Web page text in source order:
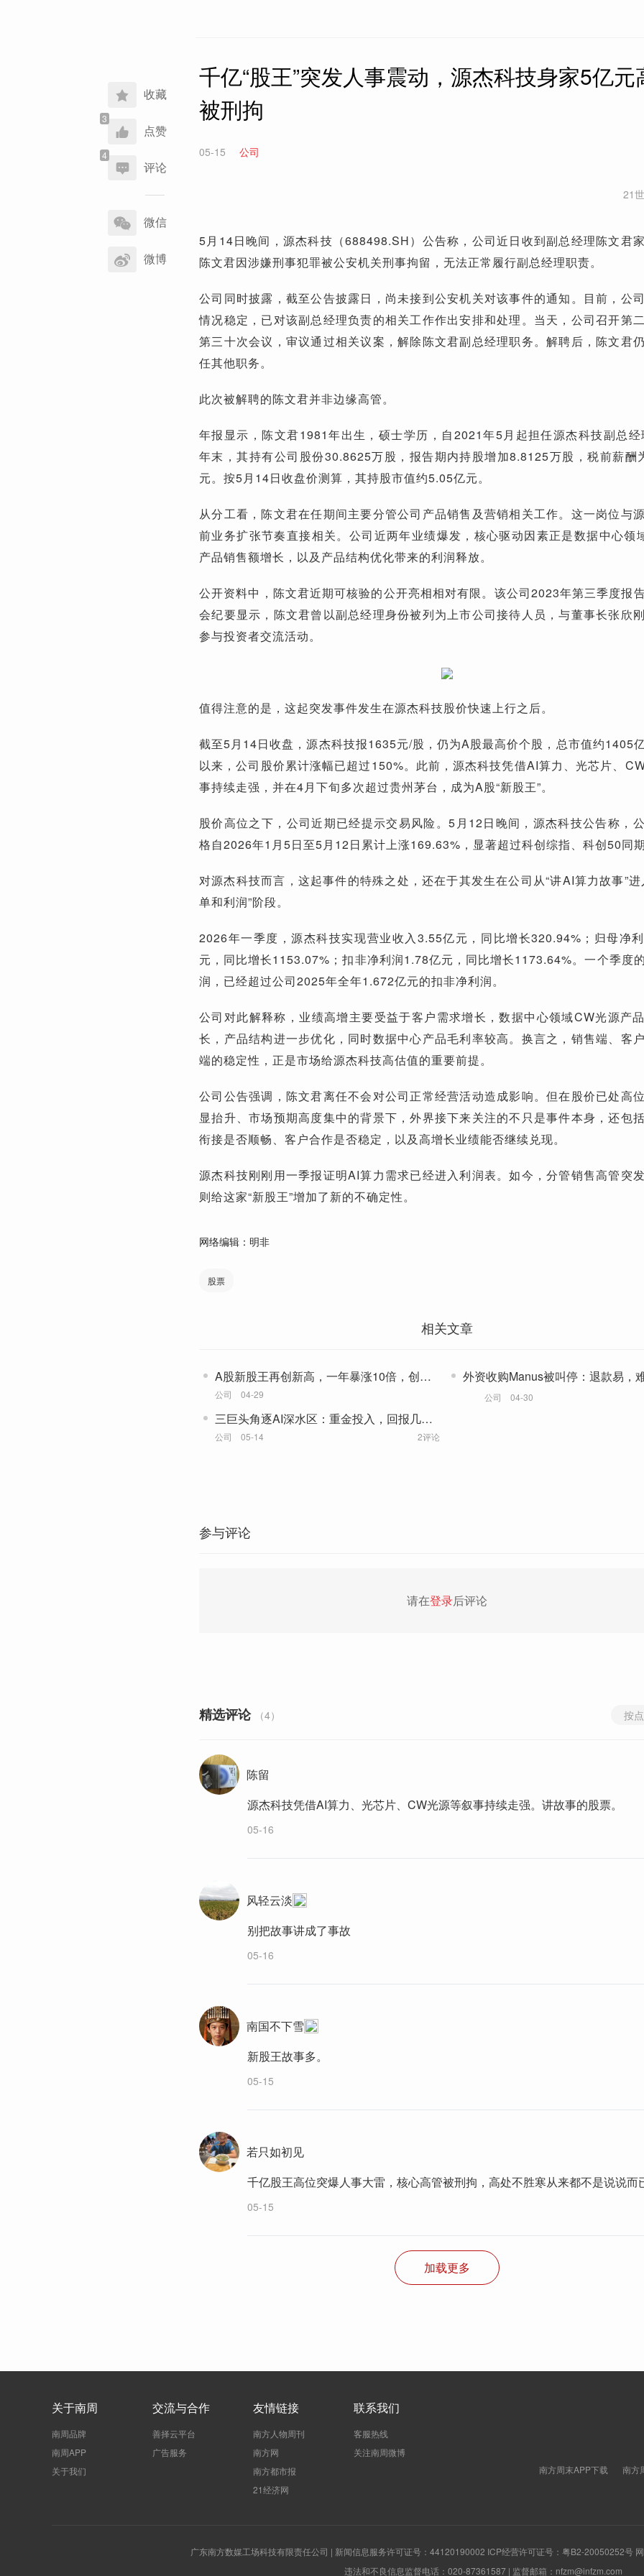
收藏
点赞
评论
享
到
微信
微博
千亿“股王”突发人事震动，源杰科技身家5亿元
被刑拘
05-15 公司
21
5月14日晚间，源杰科技（688498.SH）公告称，公司近日收到副总经理陈文君家
陈文君因涉嫌刑事犯罪被公安机关刑事拘留，无法正常履行副总经理职责。
公司同时披露，截至公告披露日，尚未接到公安机关对该事件的通知。目前，公
情况稳定，已对该副总经理负责的相关工作作出安排和处理。当天，公司召开第
第三十次会议，审议通过相关议案，解除陈文君副总经理职务。解聘后，陈文君
任其他职务。
此次被解聘的陈文君并非边缘高管。
年报显示，陈文君1981年出生，硕士学历，自2021年5月起担任源杰科技副总
年末，其持有公司股份30.8625万股，报告期内持股增加8.8125万股，税前薪酬
元。按5月14日收盘价测算，其持股市值约5.05亿元。
从分工看，陈文君在任期间主要分管公司产品销售及营销相关工作。这一岗位与
前业务扩张节奏直接相关。公司近两年业绩爆发，核心驱动因素正是数据中心领
产品销售额增长，以及产品结构优化带来的利润释放。
公开资料中，陈文君近期可核验的公开亮相相对有限。该公司2023年第三季度报
会纪要显示，陈文君曾以副总经理身份被列为上市公司接待人员，与董事长张欣
参与投资者交流活动。
值得注意的是，这起突发事件发生在源杰科技股价快速上行之后。
截至5月14日收盘，源杰科技报1635元/股，仍为A股最高价个股，总市值约1405
以来，公司股价累计涨幅已超过150%。此前，源杰科技凭借AI算力、光芯片、
事持续走强，并在4月下旬多次超过贵州茅台，成为A股“新股王”。
股价高位之下，公司近期已经提示交易风险。5月12日晚间，源杰科技公告称，
格自2026年1月5日至5月12日累计上涨169.63%，显著超过科创综指、科创50同期
对源杰科技而言，这起事件的特殊之处，还在于其发生在公司从“讲AI算力故事”进
单和利润”阶段。
2026年一季度，源杰科技实现营业收入3.55亿元，同比增长320.94%；归母净
元，同比增长1153.07%；扣非净利润1.78亿元，同比增长1173.64%。一个季度
润，已经超过公司2025年全年1.672亿元的扣非净利润。
公司对此解释称，业绩高增主要受益于客户需求增长，数据中心领域CW光源产
长，产品结构进一步优化，同时数据中心产品毛利率较高。换言之，销售端、客
端的稳定性，正是市场给源杰科技高估值的重要前提。
公司公告强调，陈文君离任不会对公司正常经营活动造成影响。但在股价已处高
显抬升、市场预期高度集中的背景下，外界接下来关注的不只是事件本身，还包
衔接是否顺畅、客户合作是否稳定，以及高增长业绩能否继续兑现。
源杰科技刚刚用一季报证明AI算力需求已经进入利润表。如今，分管销售高管突
则给这家“新股王”增加了新的不确定性。
网络编辑：明非
股票
相关文章
A股新股王再创新高，一年暴涨10倍，创始
人身价超190亿
公司 04-29
外资收购Manus被叫停：退款易，
撤回交易
公司 04-30
三巨头角逐AI深水区：重金投入，回报几
何？
公司 05-14 2评论
参与评论
请在登录后评论
精选评论 （4） 按
陈留
源杰科技凭借AI算力、光芯片、CW光源等叙事持续走强。讲故事的股票。
05-16
风轻云淡
别把故事讲成了事故
05-16
南国不下雪
新股王故事多。
05-15
若只如初见
千亿股王高位突爆人事大雷，核心高管被刑拘，高处不胜寒从来都不是说说而
05-15
加载更多
关于南周
南周品牌
南周APP
关于我们
交流与合作
善择云平台
广告服务
友情链接
南方人物周刊
南方网
南方都市报
21经济网
联系我们
客服热线
关注南周微博
南方周末APP下载
南方
广东南方数媒工场科技有限责任公司 | 新闻信息服务许可证号：44120190002 ICP经营许可证号：粤B2-20050252号 网
违法和不良信息监督电话：020-87361587 | 监督邮箱：nfzm@infzm.com